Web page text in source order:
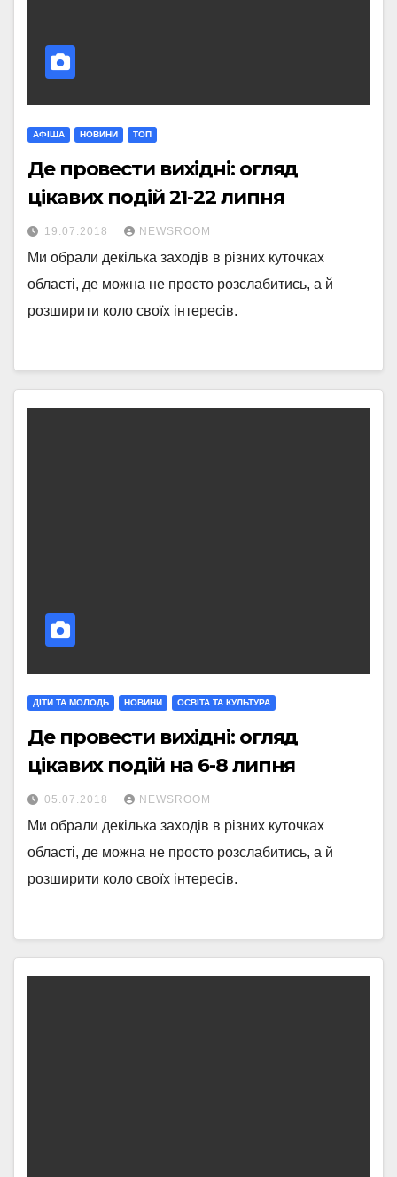
АФІША НОВИНИ ТОП
Де провести вихідні: огляд
цікавих подій 21-22 липня
19.07.2018 NEWSROOM
Ми обрали декілька заходів в різних куточках
області, де можна не просто розслабитись, а й
розширити коло своїх інтересів.
ДІТИ ТА МОЛОДЬ НОВИНИ ОСВІТА ТА КУЛЬТУРА
Де провести вихідні: огляд
цікавих подій на 6-8 липня
05.07.2018 NEWSROOM
Ми обрали декілька заходів в різних куточках
області, де можна не просто розслабитись, а й
розширити коло своїх інтересів.